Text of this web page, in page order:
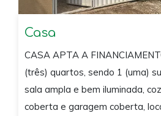
Casa
CASA APTA A
(três) quartos, sendo 1 (uma)
sala ampla e bem iluminada,
coberta e garagem coberta,